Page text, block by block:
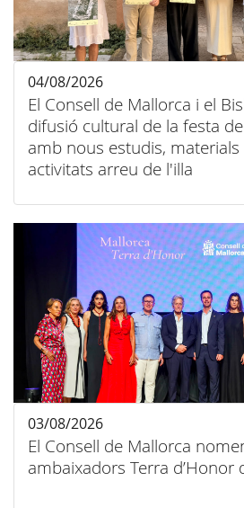
El Consell de Mallorca i el
difusió cultural de la festa
amb nous estudis,
activitats arreu de l'illa
04/08/2026
El Consell de Mallorca
ambaixadors Terra d’Honor
03/08/2026